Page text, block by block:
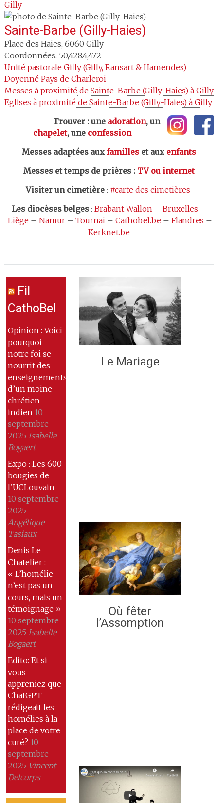
Gilly
Sainte-Barbe (Gilly-Haies)
Place des Haies, 6060 Gilly
Coordonnées: 50,428:4,472
Unité pastorale Gilly (Gilly, Ransart & Hamendes)
Doyenné Pays de Charleroi
Messes à proximité de Sainte-Barbe (Gilly-Haies) à Gilly
Eglises à proximité de Sainte-Barbe (Gilly-Haies) à Gilly
Trouver : une adoration, un
chapelet, une confession
Messes adaptées aux familleset aux enfants
Messes et temps de prières: TV ou internet
Visiter un cimetière: #carte des cimetières
Les diocèses belges: Brabant Wallon – Bruxelles –
Liège – Namur– Tournai – Cathobel.be – Flandres –
Kerknet.be
Fil
CathoBel
Opinion : Voici
pourquoi
notre foi se
nourrit des
enseignements
d’un moine
chrétien
indien 10
septembre
2025 Isabelle
Bogaert
Expo : Les 600
bougies de
l’UCLouvain
10 septembre
2025
Angélique
Tasiaux
Denis Le
Chatelier :
« L’homélie
n’est pas un
cours, mais un
témoignage »
10 septembre
2025 Isabelle
Bogaert
Edito: Et si
vous
appreniez que
ChatGPT
rédigeait les
homélies à la
place de votre
curé? 10
septembre
2025 Vincent
Delcorps
Le Mariage
Où fêter
l’Assomption